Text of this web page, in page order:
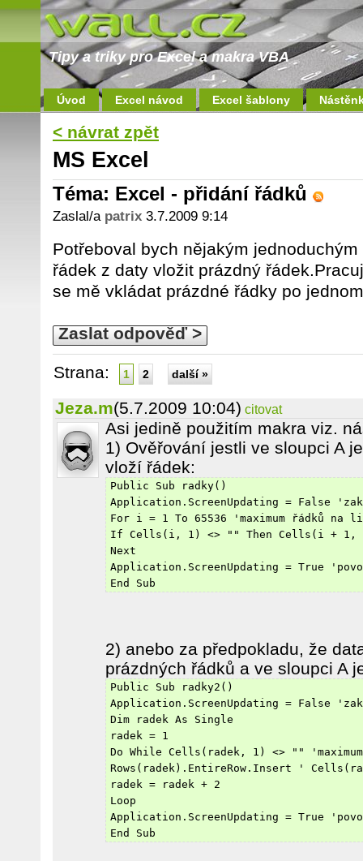
Tipy a triky pro Excel a makra VBA
Úvod Excel návod Excel šablony
< návrat zpět
MS Excel
Téma: Excel - přidání řádků
Zaslal/a patrix 3.7.2009 9:14
Potřeboval bych nějakým
řádek z daty vložit prázdný
se mě vkládat prázdné řádky po
Zaslat odpověď >
Strana: 1 2 další »
Jeza.m(5.7.2009 10:04) citovat
Asi jedině použitím makra viz.
1) Ověřování jestli ve sloupci A
vloží řádek:
Public Sub radky()
Application.ScreenUpdating = False
For i = 1 To 65536 'maximum řádků
If Cells(i, 1) <> "" Then Cells(i + 1,
Next
Application.ScreenUpdating = True
End Sub
2) anebo za předpokladu, že
prázdných řádků a ve sloupci A
Public Sub radky2()
Application.ScreenUpdating = False
Dim radek As Single
radek = 1
Do While Cells(radek, 1) <> ""
Rows(radek).EntireRow.Insert '
radek = radek + 2
Loop
Application.ScreenUpdating = True
End Sub